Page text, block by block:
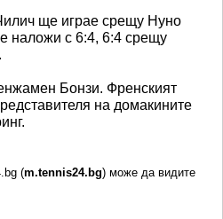
ще играе срещу Нуно
наложи с 6:4, 6:4 срещу
Бонзи. Френският
на домакините
(m.tennis24.bg) може да видите